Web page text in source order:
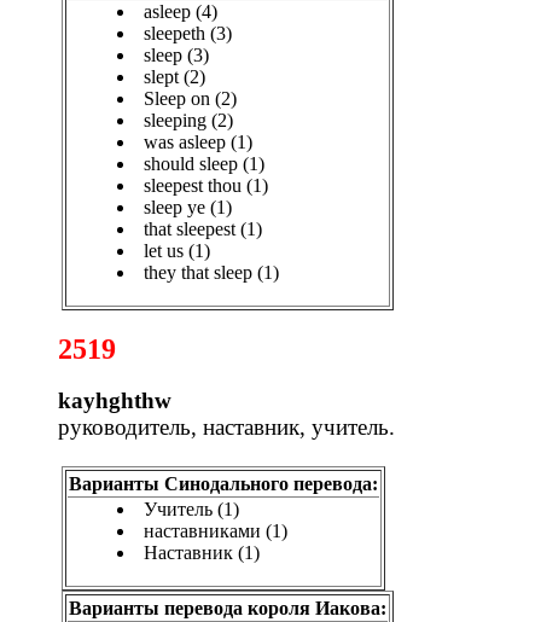
asleep (4)
sleepeth (3)
sleep (3)
slept (2)
Sleep on (2)
sleeping (2)
was asleep (1)
should sleep (1)
sleepest thou (1)
sleep ye (1)
that sleepest (1)
let us (1)
they that sleep (1)
2519
kayhghthw
руководитель, наставник, учитель.
Варианты Синодального перевода:
Учитель (1)
наставниками (1)
Наставник (1)
Варианты перевода короля Иакова: